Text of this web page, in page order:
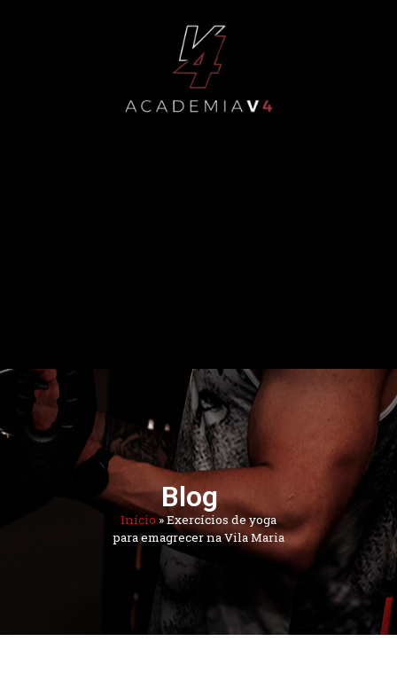
Blog
Início»Exercícios de yoga
para emagrecer na Vila Maria